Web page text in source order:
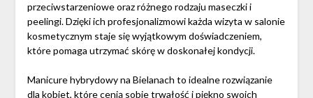
przeciwstarzeniowe oraz różnego rodzaju maseczki i
peelingi. Dzięki ich profesjonalizmowi każda wizyta w salonie
kosmetycznym staje się wyjątkowym doświadczeniem,
które pomaga utrzymać skórę w doskonałej kondycji.
Manicure hybrydowy na Bielanach to idealne rozwiązanie
dla kobiet, które cenią sobie trwałość i piękno swoich